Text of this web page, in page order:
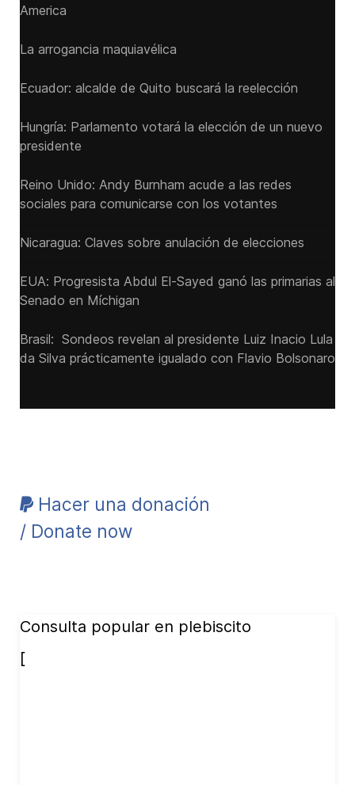
America
La arrogancia maquiavélica
Ecuador: alcalde de Quito buscará la reelección
Hungría: Parlamento votará la elección de un nuevo
presidente
Reino Unido: Andy ‌Burnham acude a las redes
sociales para comunicarse con los votantes
Nicaragua: Claves sobre anulación de elecciones
EUA: Progresista Abdul El-Sayed ganó las primarias al
Senado ‌en Míchigan
Brasil: Sondeos revelan al presidente Luiz Inacio Lula
da Silva prácticamente igualado con Flavio Bolsonaro
Hacer una donación
/ Donate now
Consulta popular en plebiscito
[